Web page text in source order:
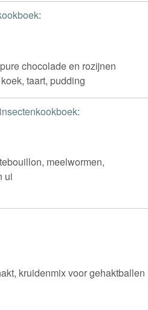
:
chocolade en rozijnen
taart, pudding
:
meelwormen,
ui
kruidenmix voor gehaktballen